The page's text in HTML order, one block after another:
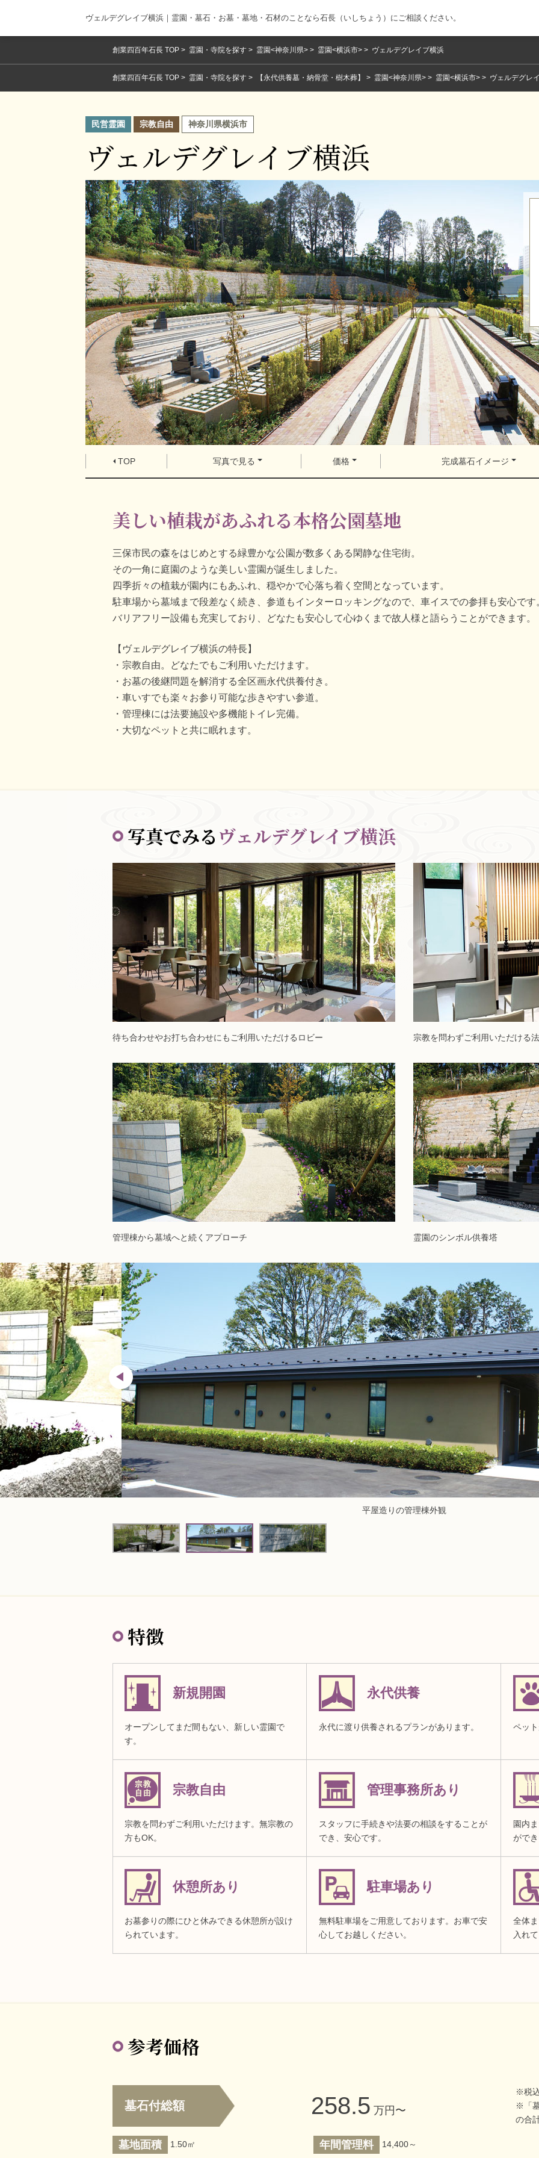
ヴェルデグレイブ横浜｜霊園・墓石・お墓・墓地・石材のことなら石長（いしちょう）にご相談ください。
創業四百年石長 TOP 霊園・寺院を探す 霊園<神奈川県> 霊園<横浜市> ヴェルデグレイブ横浜
創業四百年石長 TOP 霊園・寺院を探す 【永代供養墓・納骨堂・樹木葬】 霊園<神奈川県> 霊園<横浜市> ヴェルデグレ
民営霊園 宗教自由 神奈川県横浜市
ヴェルデグレイブ横浜
TOP 写真で見る 価格 完成墓石イメージ
美しい植栽があふれる本格公園墓地
三保市民の森をはじめとする緑豊かな公園が数多くある閑静な住宅街。
その一角に庭園のような美しい霊園が誕生しました。
四季折々の植栽が園内にもあふれ、穏やかで心落ち着く空間となっています。
駐車場から墓域まで段差なく続き、参道もインターロッキングなので、車イスでの参拝も安心です
バリアフリー設備も充実しており、どなたも安心して心ゆくまで故人様と語らうことができます。
【ヴェルデグレイブ横浜の特長】
宗教自由。どなたでもご利用いただけます。
お墓の後継問題を解消する全区画永代供養付き。
車いすでも楽々お参り可能な歩きやすい参道。
管理棟には法要施設や多機能トイレ完備。
大切なペットと共に眠れます。
写真でみるヴェルデグレイブ横浜
待ち合わせやお打ち合わせにもご利用いただけるロビー 宗教を問わずご利用いただける
管理棟から墓域へと続くアプローチ 霊園のシンボル供養塔
平屋造りの管理棟外観
特徴
新規開園
オープンしてまだ間もない、新しい霊園で
す。
永代供養
永代に渡り供養されるプランがあります。 ペッ
宗教自由
宗教を問わずご利用いただけます。無宗教の
方もOK。
管理事務所あり
スタッフに手続きや法要の相談をすることが
でき、安心です。
園内
がで
休憩所あり
お墓参りの際にひと休みできる休憩所が設け
られています。
駐車場あり
無料駐車場をご用意しております。お車で安
心してお越しください。
全体
入れ
参考価格
墓石付総額 258.5 万円〜
※税
※「
の合
墓地面積 1.50㎡ 年間管理料 14,400～